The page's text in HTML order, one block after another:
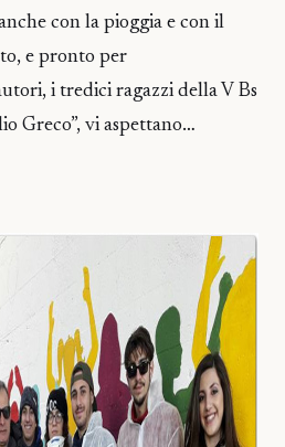
con la pioggia e con il
e pronto per
i tredici ragazzi della V Bs
Greco”, vi aspettano…